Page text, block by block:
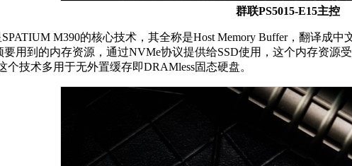
群联PS5015-E15主控
M390的核心技术，其全称是Host Memory Buffer，翻译成
用到的内存资源，通过NVMe协议提供给SSD使用，这个内存资源
技术多用于无外置缓存即DRAMless固态硬盘。